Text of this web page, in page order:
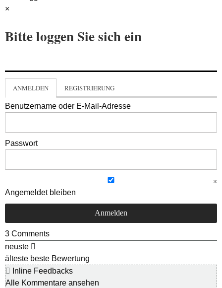
×
Bitte loggen Sie sich ein
ANMELDEN REGISTRIERUNG
Benutzername oder E-Mail-Adresse
Passwort
Angemeldet bleiben
3 Comments
neuste
älteste beste Bewertung
Inline Feedbacks
Alle Kommentare ansehen